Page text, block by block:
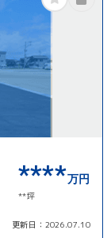
****万円
**坪
更新日： 2026.07.10